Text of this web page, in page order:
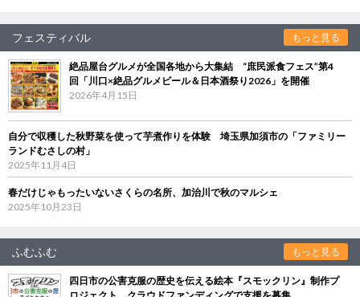
フェスティバル もっと見る
絶品屋台グルメが全国各地から大集結 “庶民派食フェス”第4
回「川口×絶品グルメビール＆日本酒祭り2026」を開催
2026年4月15日
自分で収穫した秋野菜を使って芋煮作りを体験 埼玉県加須市の「ファミリー
ランドむさしの村」
2025年11月4日
春だけじゃもったいないさくらの名所、加治川で秋のマルシェ
2025年10月23日
ふむふむ もっと見る
四日市の公害克服の歴史を伝える絵本『スモックリン』制作プ